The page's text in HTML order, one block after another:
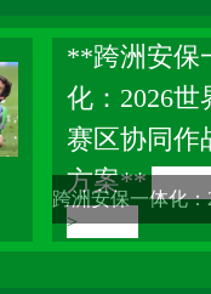
一刻，一种难以名
上心头。三十年了
评估专家的身份见
界杯的起起落落
空气里弥
**跨洲安保
化：2026世
赛区协同作
方案**
跨洲安保一体化：
三赛区协同作战
>